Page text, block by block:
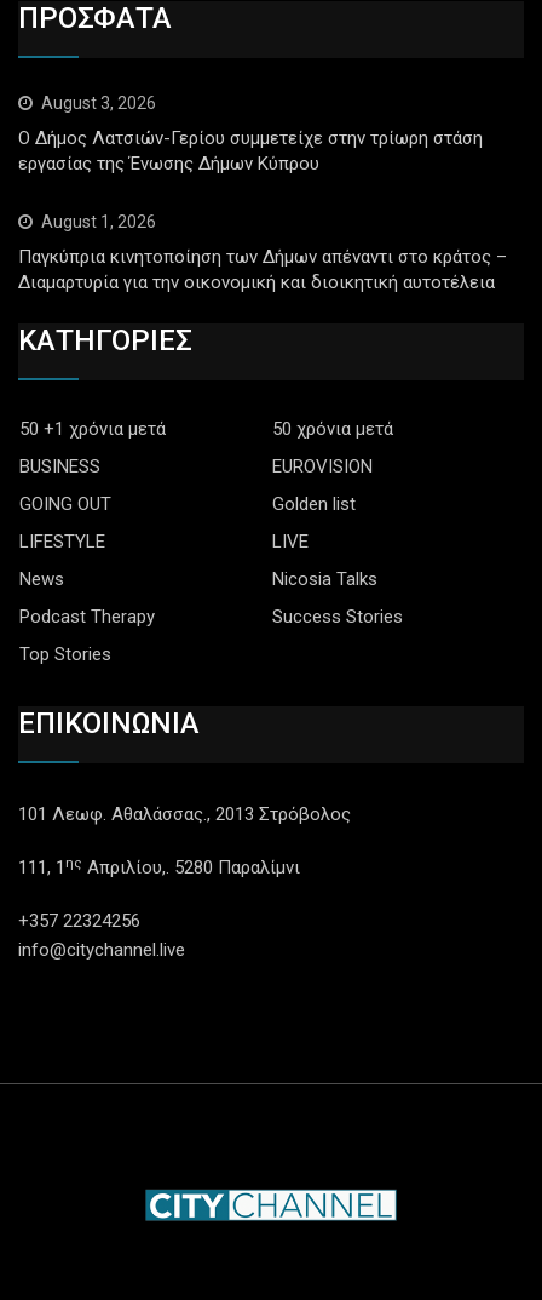
ΠΡΟΣΦΑΤΑ
August 3, 2026
Ο Δήμος Λατσιών-Γερίου συμμετείχε στην τρίωρη στάση
εργασίας της Ένωσης Δήμων Κύπρου
August 1, 2026
Παγκύπρια κινητοποίηση των Δήμων απέναντι στο κράτος –
Διαμαρτυρία για την οικονομική και διοικητική αυτοτέλεια
ΚΑΤΗΓΟΡΙΕΣ
50 +1 χρόνια μετά
50 χρόνια μετά
BUSINESS
EUROVISION
GOING OUT
Golden list
LIFESTYLE
LIVE
News
Nicosia Talks
Podcast Therapy
Success Stories
Top Stories
ΕΠΙΚΟΙΝΩΝΙΑ
101 Λεωφ. Αθαλάσσας., 2013 Στρόβολος
111, 1 ης Απριλίου,. 5280 Παραλίμνι
+357 22324256
info@citychannel.live